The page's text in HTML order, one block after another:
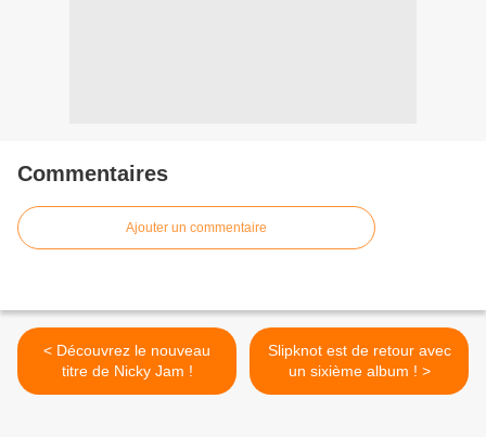
Commentaires
Ajouter un commentaire
< Découvrez le nouveau
titre de Nicky Jam !
Slipknot est de retour avec
un sixième album ! >